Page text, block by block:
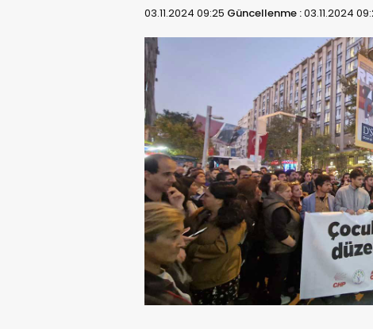
03.11.2024 09:25 Güncellenme :03.11.2024